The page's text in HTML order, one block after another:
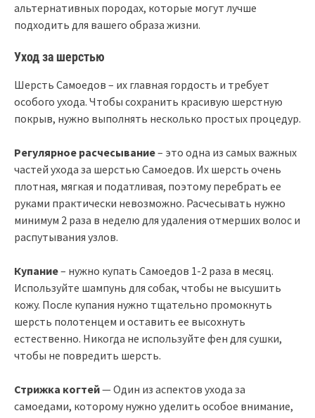
альтернативных породах, которые могут лучше
подходить для вашего образа жизни.
Уход за шерстью
Шерсть Самоедов – их главная гордость и требует
особого ухода. Чтобы сохранить красивую шерстную
покрыв, нужно выполнять несколько простых процедур.
Регулярное расчесывание– это одна из самых важных
частей ухода за шерстью Самоедов. Их шерсть очень
плотная, мягкая и податливая, поэтому перебрать ее
руками практически невозможно. Расчесывать нужно
минимум 2 раза в неделю для удаления отмерших волос и
распутывания узлов.
Купание– нужно купать Самоедов 1-2 раза в месяц.
Используйте шампунь для собак, чтобы не высушить
кожу. После купания нужно тщательно промокнуть
шерсть полотенцем и оставить ее высохнуть
естественно. Никогда не используйте фен для сушки,
чтобы не повредить шерсть.
Стрижка когтей— Один из аспектов ухода за
самоедами, которому нужно уделить особое внимание,